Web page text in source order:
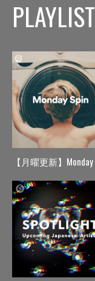
PLAYLIST